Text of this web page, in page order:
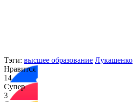
Тэги: высшее образование Лукашенко
Нравится
14
Супер
3